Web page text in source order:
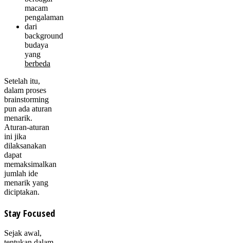
macam
pengalaman
dari
background
budaya
yang
berbeda
Setelah itu,
dalam proses
brainstorming
pun ada aturan
menarik.
Aturan-aturan
ini jika
dilaksanakan
dapat
memaksimalkan
jumlah ide
menarik yang
diciptakan.
Stay Focused
Sejak awal,